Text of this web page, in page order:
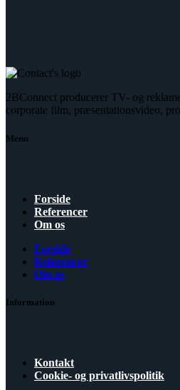
2BConnect producerer TV- og
corporate film, præsentationsvideo,
Menu
Forside
Referencer
Om os
Forside
Referencer
Om os
Information
Kontakt
Cookie- og privatlivspolitik